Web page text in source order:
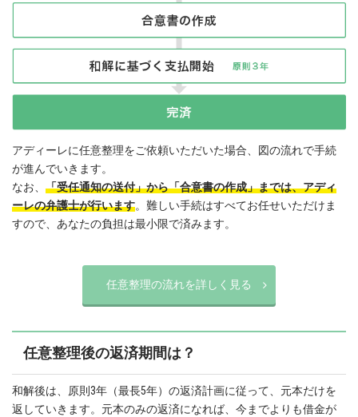
アディーレに任意整理をご依頼いただいた場合、図の流れで手続
が進んでいきます。
なお、 「受任通知の送付」から「合意書の作成」までは、アディ
ーレの弁護士が行います。難しい手続はすべてお任せいただけま
すので、あなたの負担は最小限で済みます。
任意整理の流れを詳しく見る
任意整理後の返済期間は？
和解後は、原則3年（最長5年）の返済計画に従って、元本だけを
返していきます。元本のみの返済になれば、今までよりも借金が